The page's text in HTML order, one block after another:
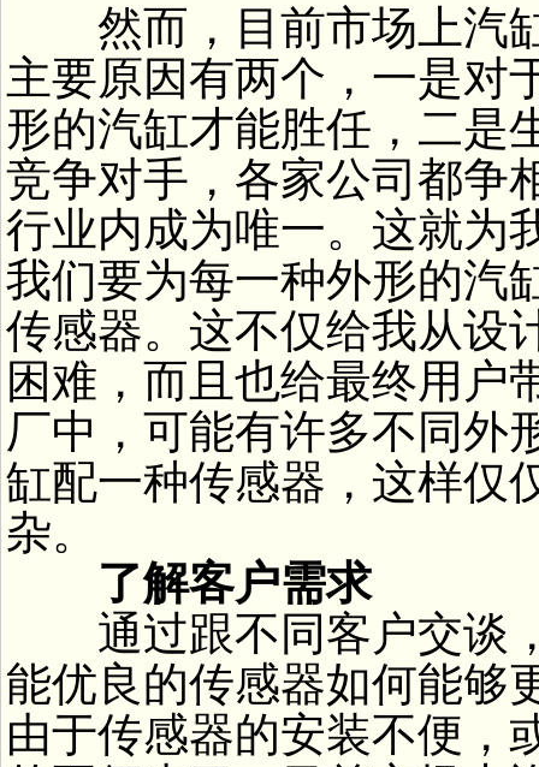
然而，目前市场上汽缸
主要原因有两个，一是对
形的汽缸才能胜任，二是
竞争对手，各家公司都争
行业内成为唯一。这就为
我们要为每一种外形的汽
传感器。这不仅给我从设
困难，而且也给最终用户
厂中，可能有许多不同外
缸配一种传感器，这样仅
杂。
了解客户需求
通过跟不同客户交谈，
能优良的传感器如何能够
由于传感器的安装不便，